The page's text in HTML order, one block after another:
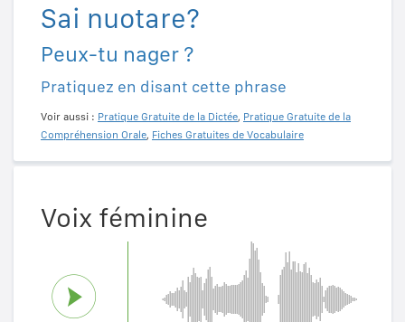
Sai nuotare?
Peux-tu nager ?
Pratiquez en disant cette phrase
Voir aussi : Pratique Gratuite de la Dictée, Pratique Gratuite de la
Compréhension Orale, Fiches Gratuites de Vocabulaire
Voix féminine